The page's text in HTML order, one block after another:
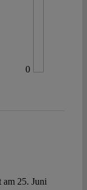
0
am 25. Juni